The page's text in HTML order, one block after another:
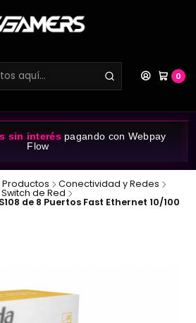
0
sin interéspagando con Webpay
Flow
Conectividad y Redes
Switch de Red
de 8 Puertos Fast Ethernet 10/100